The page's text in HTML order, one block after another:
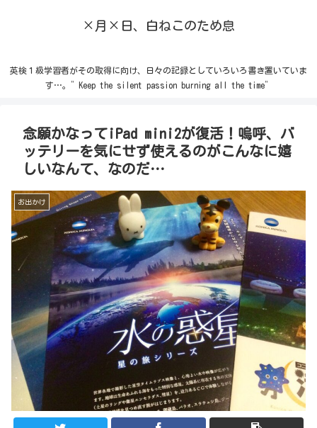
×月×日、白ねこのため息
英検１級学習者がその取得に向け、日々の記録としていろいろ書き置いていま
す…。”Keep the silent passion burning all the time”
念願かなってiPad mini2が復活！嗚呼、バ
ッテリーを気にせず使えるのがこんなに嬉
しいなんて、なのだ…
お出かけ